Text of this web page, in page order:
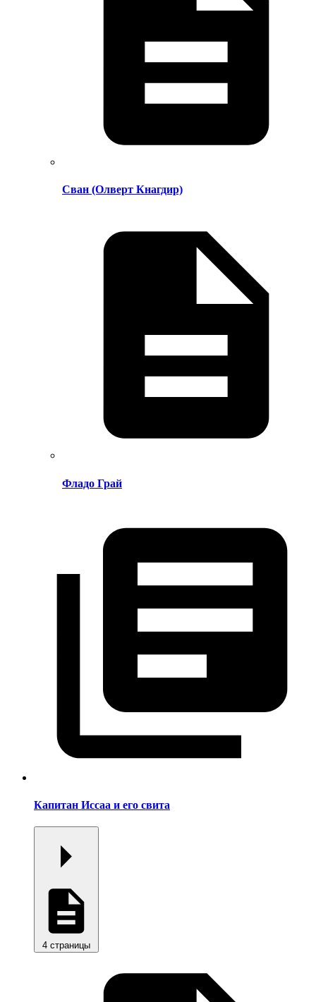
Сван (Олверт Кнагдир)
Фладо Грай
Капитан Иссаа и его свита
4 страницы